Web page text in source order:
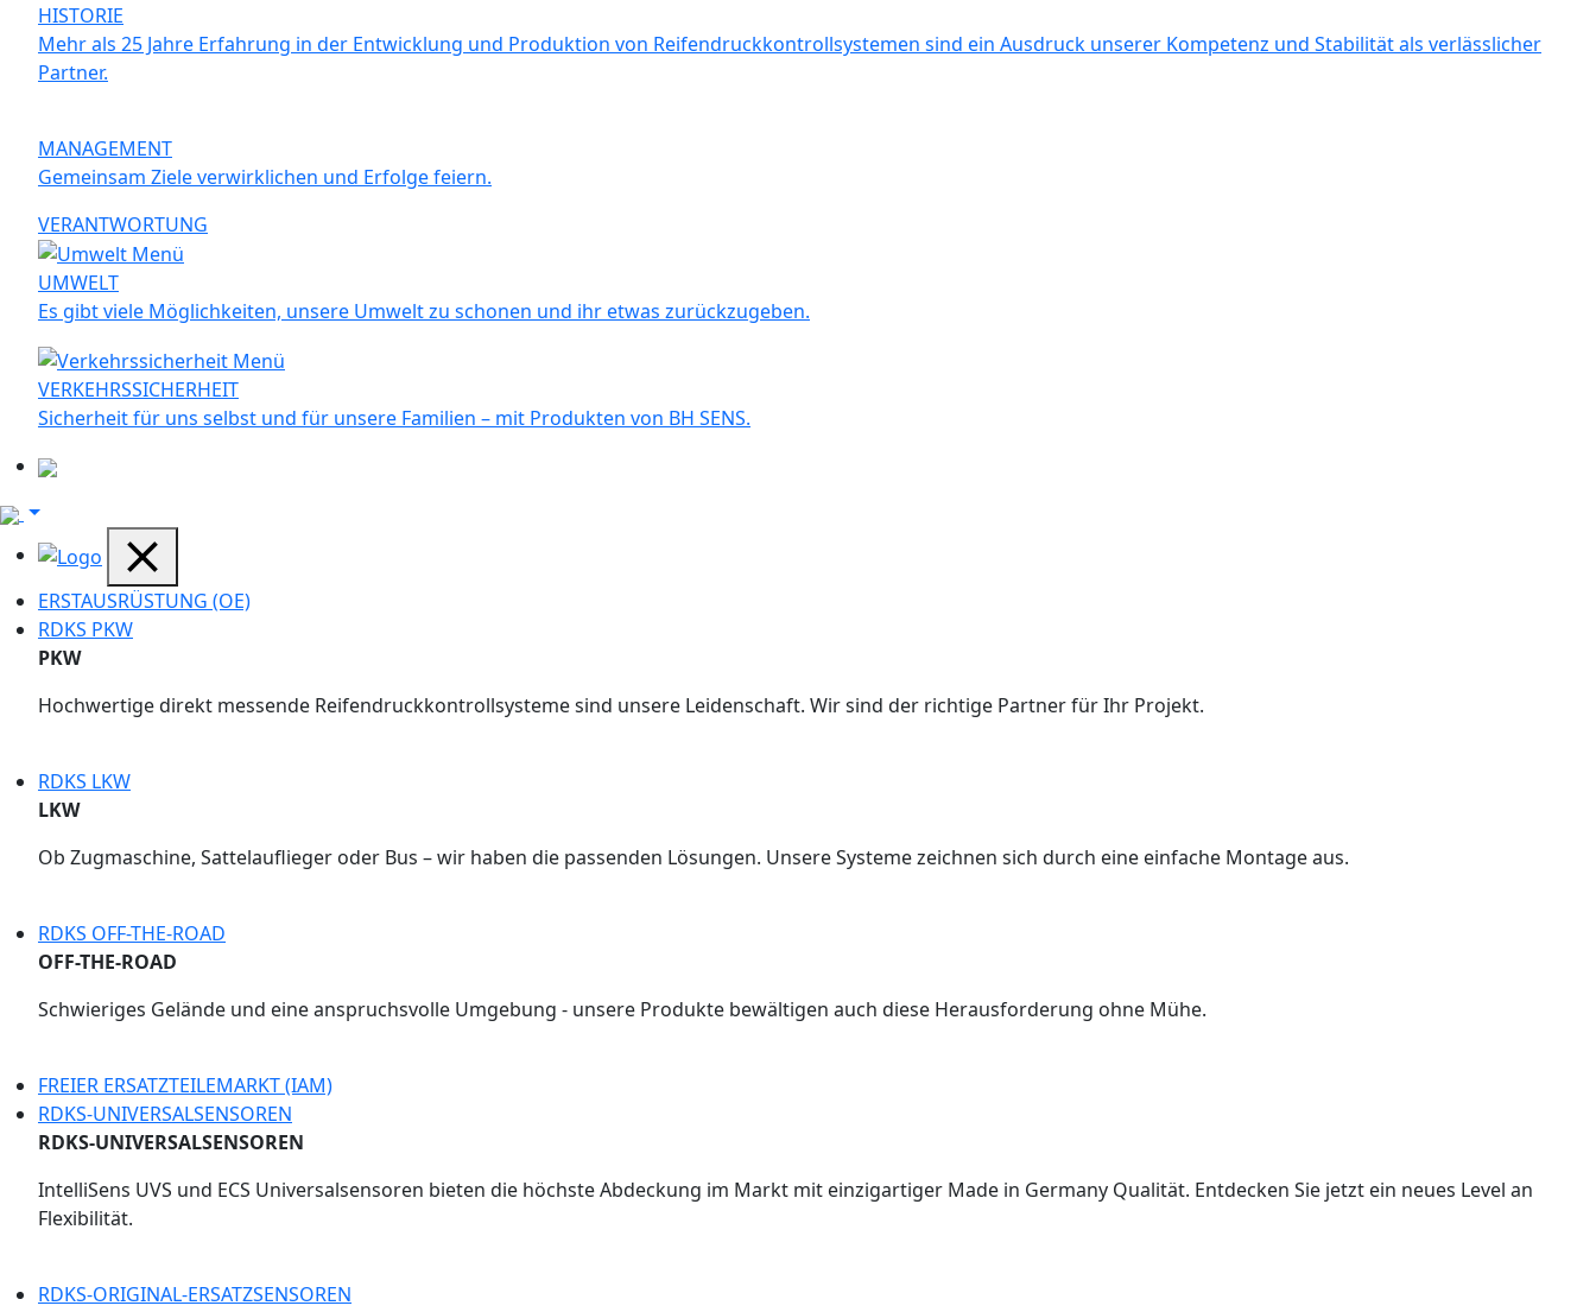
HISTORIE
Mehr als 25 Jahre Erfahrung in der Entwicklung und Produktion von Reifendruckkontrollsystemen sind ein Ausdruck unserer Kompetenz und Stabilität als verlässlicher
Partner.
MANAGEMENT
Gemeinsam Ziele verwirklichen und Erfolge feiern.
VERANTWORTUNG
UMWELT
Es gibt viele Möglichkeiten, unsere Umwelt zu schonen und ihr etwas zurückzugeben.
VERKEHRSSICHERHEIT
Sicherheit für uns selbst und für unsere Familien – mit Produkten von BH SENS.
ERSTAUSRÜSTUNG (OE)
RDKS PKW
PKW
Hochwertige direkt messende Reifendruckkontrollsysteme sind unsere Leidenschaft. Wir sind der richtige Partner für Ihr Projekt.
RDKS LKW
LKW
Ob Zugmaschine, Sattelauflieger oder Bus – wir haben die passenden Lösungen. Unsere Systeme zeichnen sich durch eine einfache Montage aus.
RDKS OFF-THE-ROAD
OFF-THE-ROAD
Schwieriges Gelände und eine anspruchsvolle Umgebung - unsere Produkte bewältigen auch diese Herausforderung ohne Mühe.
FREIER ERSATZTEILEMARKT (IAM)
RDKS-UNIVERSALSENSOREN
RDKS-UNIVERSALSENSOREN
IntelliSens UVS und ECS Universalsensoren bieten die höchste Abdeckung im Markt mit einzigartiger Made in Germany Qualität. Entdecken Sie jetzt ein neues Level an
Flexibilität.
RDKS-ORIGINAL-ERSATZSENSOREN